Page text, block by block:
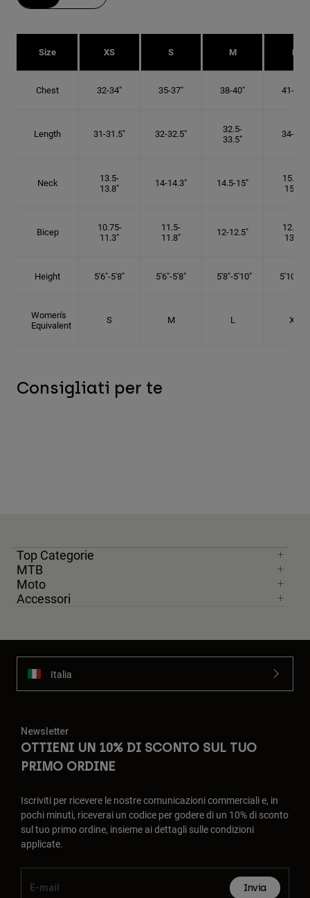
Size XS S M L
Chest 32-34" 35-37" 38-40" 41-43"
Length 31-31.5" 32-32.5"
32.5-
33.5"
34-35"
Neck
13.5-
13.8"
14-14.3" 14.5-15"
15.25-
15.5"
Bicep
10.75-
11.3"
11.5-
11.8"
12-12.5"
12.75-
13.3"
Height 5'6"-5'8" 5'6"-5'8" 5'8"-5'10" 5'10"- 6'
Women's
Equivalent
S M L XL
Consigliati per te
Top Categorie
MTB
Moto
Accessori
Italia
Newsletter
OTTIENI UN 10% DI SCONTO SUL TUO
PRIMO ORDINE
Iscriviti per ricevere le nostre comunicazioni commerciali e, in
pochi minuti, riceverai un codice per godere di un 10% di sconto
sul tuo primo ordine, insieme ai dettagli sulle condizioni
applicate.
Invia